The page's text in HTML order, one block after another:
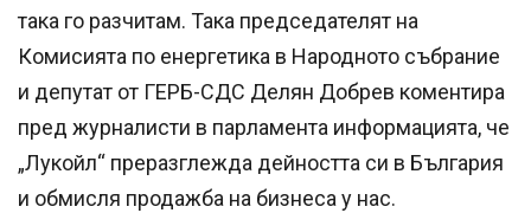
така го разчитам. Така председателят на
Комисията по енергетика в Народното събрание
и депутат от ГЕРБ-СДС Делян Добрев коментира
пред журналисти в парламента информацията, че
„Лукойл“ преразглежда дейността си в България
и обмисля продажба на бизнеса у нас.